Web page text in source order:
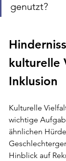
genutzt?
kulturelle
Inklusion
Kulturelle
wichtige
ähnlichen
Hinblick auf